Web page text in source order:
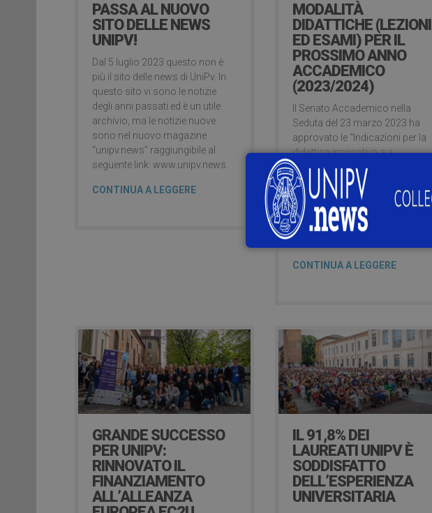
PASSA AL NUOVO
SITO DELLE NEWS
UNIPV!
Dal 5 luglio 2023 questo non è
più il sito delle news di UniPv. In
questo sito vi sono le notizie
degli anni passati ed è un utile
archivio, ma le notizie nuove
sono nel nuovo magazine
“unipv.news” raggiungibile al
seguente link: www.unipv.news.
CONTINUA A LEGGERE
MODALITÀ
DIDATTICHE (LEZIONI
ED ESAMI) PER IL
PROSSIMO ANNO
ACCADEMICO
(2023/2024)
Il Senato Accademico nella
Seduta del 23 marzo 2023 ha
approvato le “Indicazioni per la
didattica innovativa a.a.
2023/2024” che comprendono
sia un progetto generale a
supporto della didattica
innovativa, sia modalità
inclusive a favore di particolari
categorie di studenti.
CONTINUA A LEGGERE
GRANDE SUCCESSO
PER UNIPV:
RINNOVATO IL
FINANZIAMENTO
ALL’ALLEANZA
IL 91,8% DEI
LAUREATI UNIPV È
SODDISFATTO
DELL’ESPERIENZA
UNIVERSITARIA